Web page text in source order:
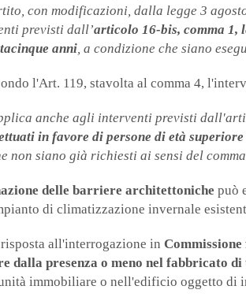
con modificazioni, dalla legge 3
previsti dall’articolo 16-bis, comma 1,
anni, a condizione che siano
l'Art. 119, stavolta al comma 4,
anche agli interventi previsti
in favore di persone di età
non siano già richiesti ai sensi del
delle barriere architettoniche può
di climatizzazione invernale
all'interrogazione in Commissione
dalla presenza o meno nel fabbricato di
immobiliare o nell'edificio oggetto di